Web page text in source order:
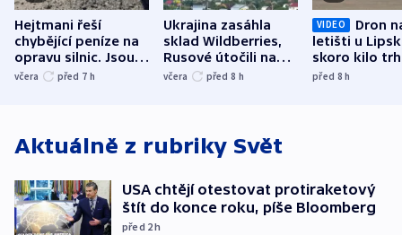
Hejtmani řeší
chybějící peníze na
opravu silnic. Jsou
nenárokové, namítá
včera před 7 h
Ukrajina zasáhla
sklad Wildberries,
Rusové útočili na
trh, hasiče či
včera před 8 h
VIDEO
Dron
letišti u
skoro kilo
indicie
před 8h
Aktuálně z rubriky Svět
USA chtějí otestovat protiraketový
štít do konce roku, píše Bloomberg
před 2h